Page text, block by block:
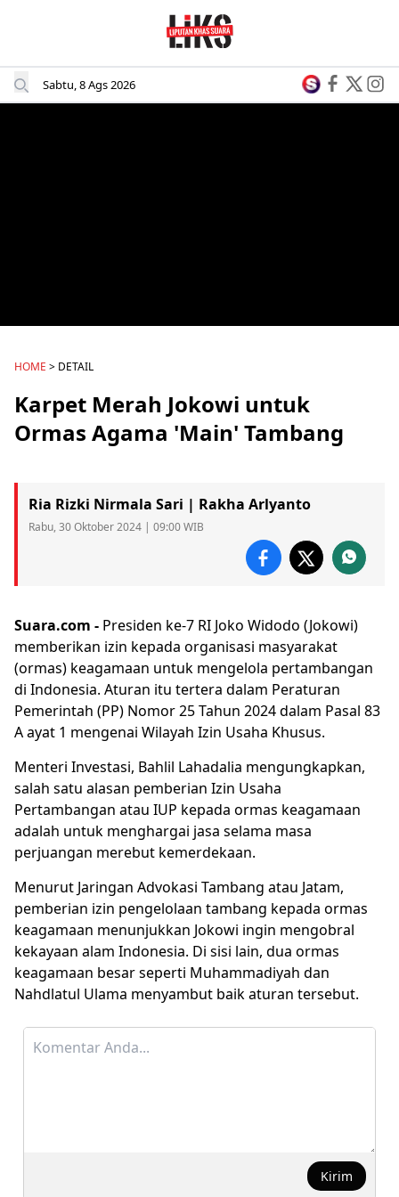
Sabtu, 8 Ags 2026
HOME > DETAIL
Karpet Merah Jokowi untuk
Ormas Agama 'Main' Tambang
Ria Rizki Nirmala Sari | Rakha Arlyanto
Rabu, 30 Oktober 2024 | 09:00 WIB
Suara.com - Presiden ke-7 RI Joko Widodo (Jokowi)
memberikan izin kepada organisasi masyarakat
(ormas) keagamaan untuk mengelola pertambangan
di Indonesia. Aturan itu tertera dalam Peraturan
Pemerintah (PP) Nomor 25 Tahun 2024 dalam Pasal 83
A ayat 1 mengenai Wilayah Izin Usaha Khusus.
Menteri Investasi, Bahlil Lahadalia mengungkapkan,
salah satu alasan pemberian Izin Usaha
Pertambangan atau IUP kepada ormas keagamaan
adalah untuk menghargai jasa selama masa
perjuangan merebut kemerdekaan.
Menurut Jaringan Advokasi Tambang atau Jatam,
pemberian izin pengelolaan tambang kepada ormas
keagamaan menunjukkan Jokowi ingin mengobral
kekayaan alam Indonesia. Di sisi lain, dua ormas
keagamaan besar seperti Muhammadiyah dan
Nahdlatul Ulama menyambut baik aturan tersebut.
Kirim